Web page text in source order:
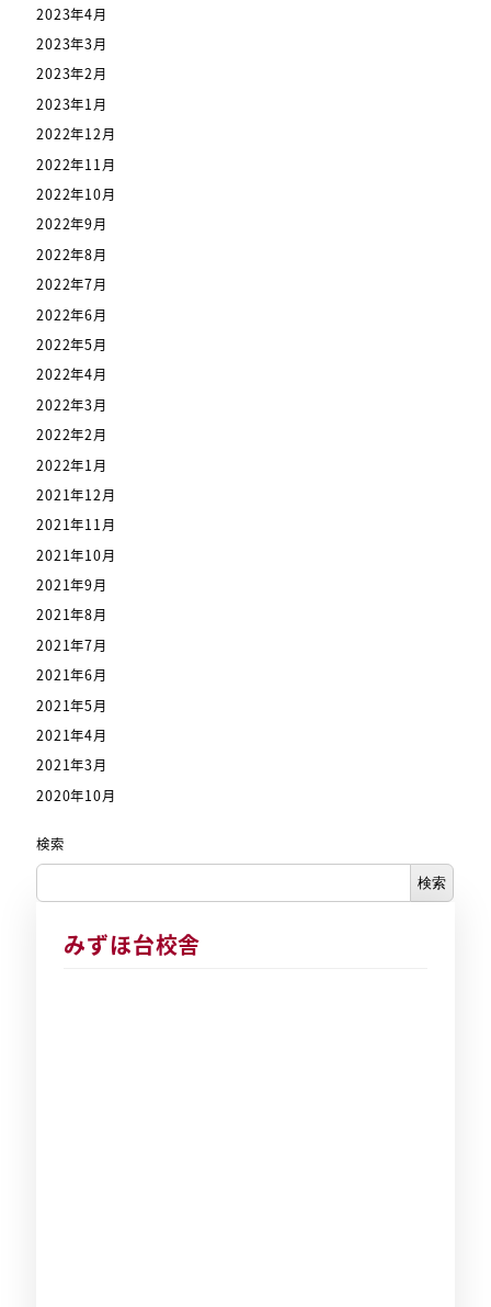
2023年4月
2023年3月
2023年2月
2023年1月
2022年12月
2022年11月
2022年10月
2022年9月
2022年8月
2022年7月
2022年6月
2022年5月
2022年4月
2022年3月
2022年2月
2022年1月
2021年12月
2021年11月
2021年10月
2021年9月
2021年8月
2021年7月
2021年6月
2021年5月
2021年4月
2021年3月
2020年10月
検索
検索
みずほ台校舎